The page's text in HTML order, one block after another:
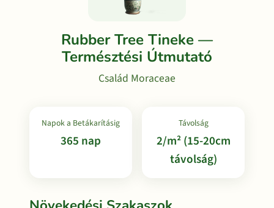
Rubber Tree Tineke —
Természtési Útmutató
Család Moraceae
Napok a Betákarításig
365 nap
Távolság
2/m² (15-20cm
távolság)